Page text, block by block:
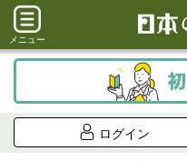
メニュー
ログイン